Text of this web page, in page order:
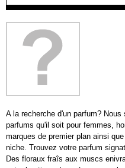
A la recherche d'un parfum?
parfums qu'il soit pour femmes,
marques de premier plan ainsi
niche. Trouvez votre parfum
Des floraux fraîs aux muscs